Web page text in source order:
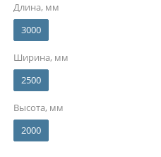
Длина, мм
3000
Ширина, мм
2500
Высота, мм
2000